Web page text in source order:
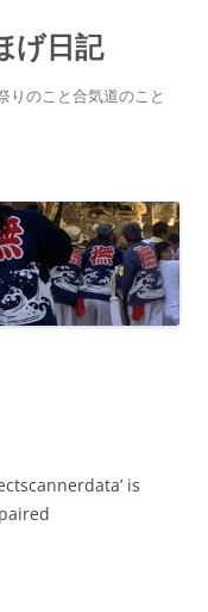
げ日記
りのこと合気道のこと
is